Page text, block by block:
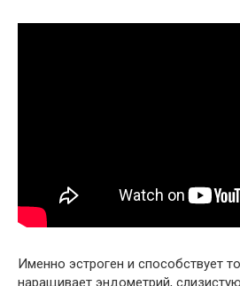
Именно эстроген и способствует
наращивает эндометрий,